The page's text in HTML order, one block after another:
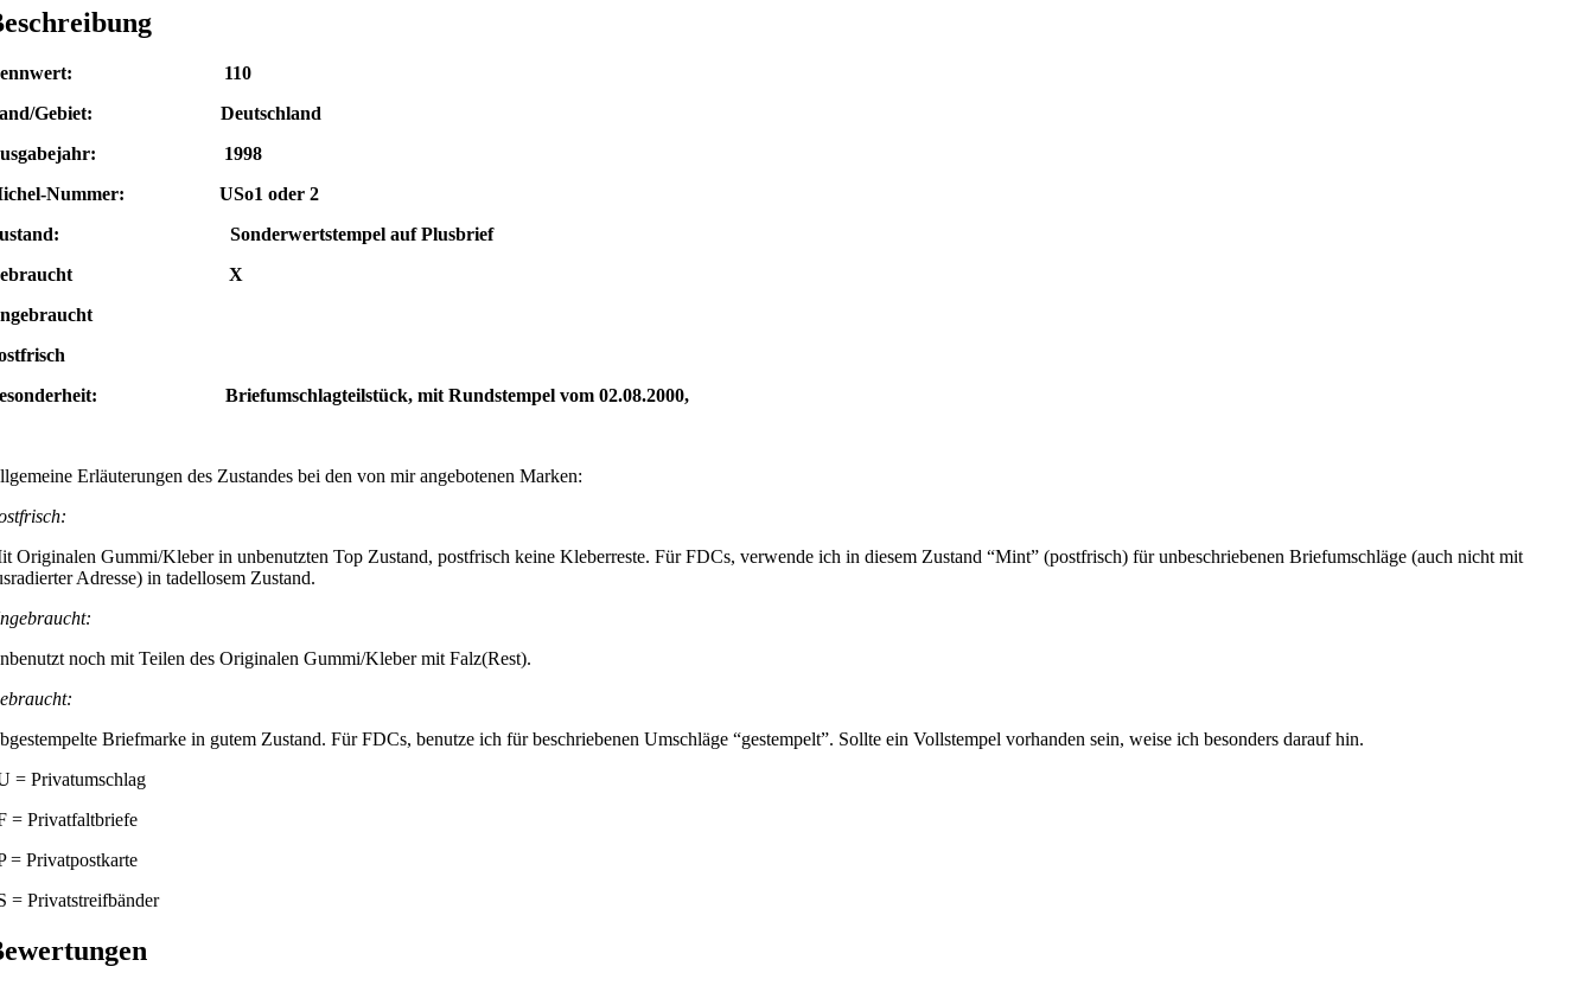
110
Gebiet: Deutschland
1998
Nummer: USo1 oder 2
Sonderwertstempel auf Plusbrief
X
Briefumschlagteilstück, mit Rundstempel vom 02.08.2000,
Erläuterungen des Zustandes bei den von mir angebotenen Marken:
Originalen Gummi/Kleber in unbenutzten Top Zustand, postfrisch keine Kleberreste. Für FDCs, verwende ich in diesem Zustand “Mint” (postfrisch) für unbeschriebenen Briefumschläge (auch nicht mit
Adresse) in tadellosem Zustand.
noch mit Teilen des Originalen Gummi/Kleber mit Falz(Rest).
Briefmarke in gutem Zustand. Für FDCs, benutze ich für beschriebenen Umschläge “gestempelt”. Sollte ein Vollstempel vorhanden sein, weise ich besonders darauf hin.
= Privatumschlag
= Privatfaltbriefe
= Privatpostkarte
= Privatstreifbänder